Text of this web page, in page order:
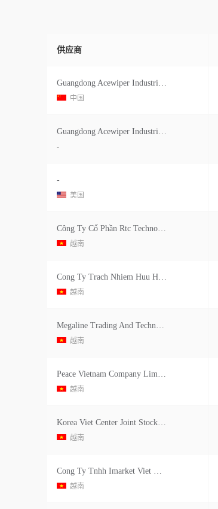
供应商
Guangdong Acewiper Industrial Techn
中国
Guangdong Acewiper Industrial Techn
-
-
美国
Công Ty Cổ Phần Rtc Technology Việt Nam
越南
Cong Ty Trach Nhiem Huu Han Propack Vina
越南
Megaline Trading And Technology Company Limited
越南
Peace Vietnam Company Limited
越南
Korea Viet Center Joint Stock Company
越南
Cong Ty Tnhh Imarket Viet Nam
越南